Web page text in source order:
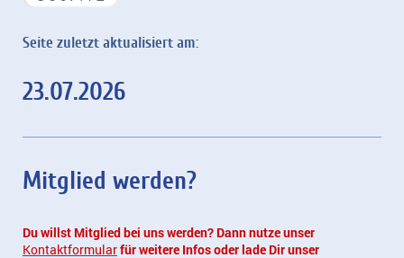
Seite zuletzt aktualisiert am:
23.07.2026
Mitglied werden?
Du willst Mitglied bei uns werden? Dann nutze unser
Kontaktformularfür weitere Infos oder lade Dir unser